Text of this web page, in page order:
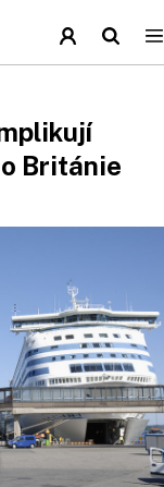
Británie